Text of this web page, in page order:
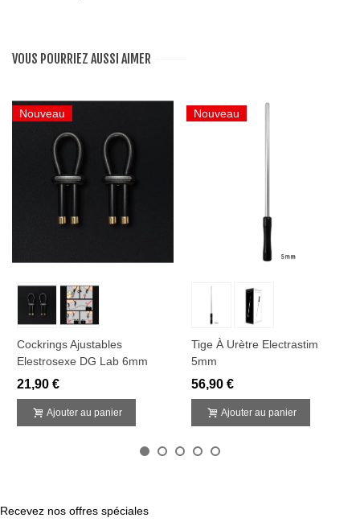
VOUS POURRIEZ AUSSI AIMER
Nouveau
Cockrings Ajustables
Elestrosexe DG Lab 6mm
21,90 €
Ajouter au panier
Nouveau
Tige À Urètre Electrastim
5mm
56,90 €
Ajouter au panier
Recevez nos offres spéciales